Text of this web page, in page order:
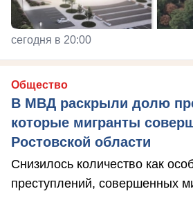
сегодня в 20:00
Общество
В МВД раскрыли долю
которые мигранты
Ростовской области
Снизилось количество как
преступлений, совершенных